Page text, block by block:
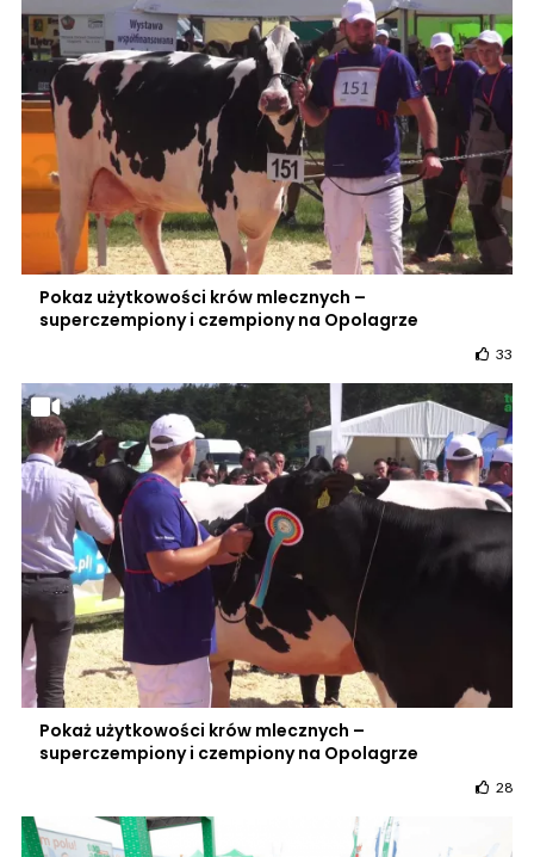
Pokaz użytkowości krów mlecznych –
superczempiony i czempiony na Opolagrze
33
Pokaż użytkowości krów mlecznych –
superczempiony i czempiony na Opolagrze
28